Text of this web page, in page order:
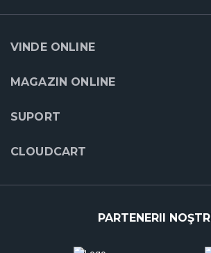
VINDE ONLINE
MAGAZIN ONLINE
SUPORT
CLOUDCART
PARTENERII NOŞTRI